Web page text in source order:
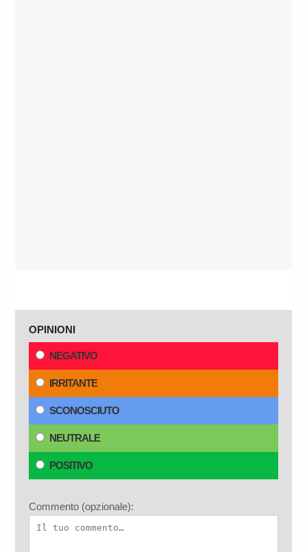
OPINIONI
NEGATIVO
IRRITANTE
SCONOSCIUTO
NEUTRALE
POSITIVO
Commento (opzionale):